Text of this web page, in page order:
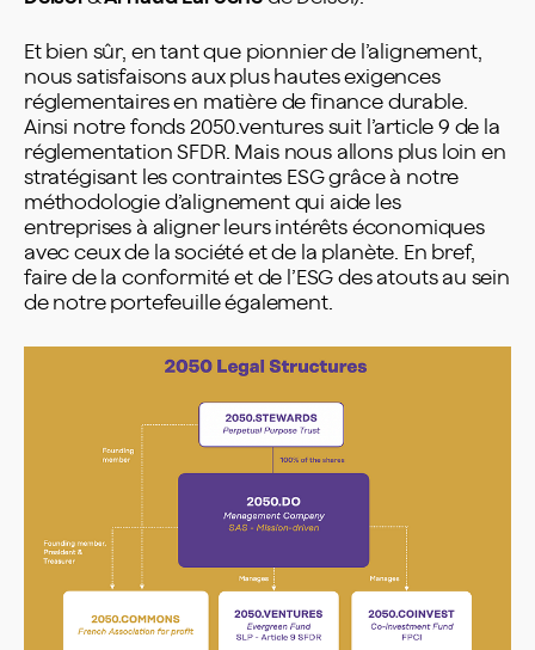
Et bien sûr, en tant que pionnier de l’alignement,
nous satisfaisons aux plus hautes exigences
réglementaires en matière de finance durable.
Ainsi notre fonds 2050.ventures suit l’article 9 de la
réglementation SFDR. Mais nous allons plus loin en
stratégisant les contraintes ESG grâce à notre
méthodologie d’alignement qui aide les
entreprises à aligner leurs intérêts économiques
avec ceux de la société et de la planète. En bref,
faire de la conformité et de l’ESG des atouts au sein
de notre portefeuille également.